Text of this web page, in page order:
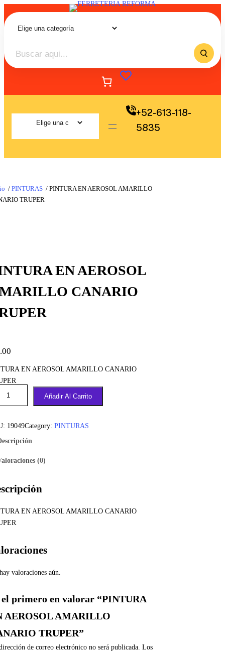
+52-613-118-
5835
/ PINTURAS / PINTURA EN AEROSOL AMARILLO
TRUPER
EN AEROSOL
CANARIO
EN AEROSOL AMARILLO CANARIO
Añadir Al Carrito
19049Category: PINTURAS
(0)
EN AEROSOL AMARILLO CANARIO
valoraciones aún.
el primero en valorar “PINTURA
AEROSOL AMARILLO
TRUPER”
de correo electrónico no será publicada. Los